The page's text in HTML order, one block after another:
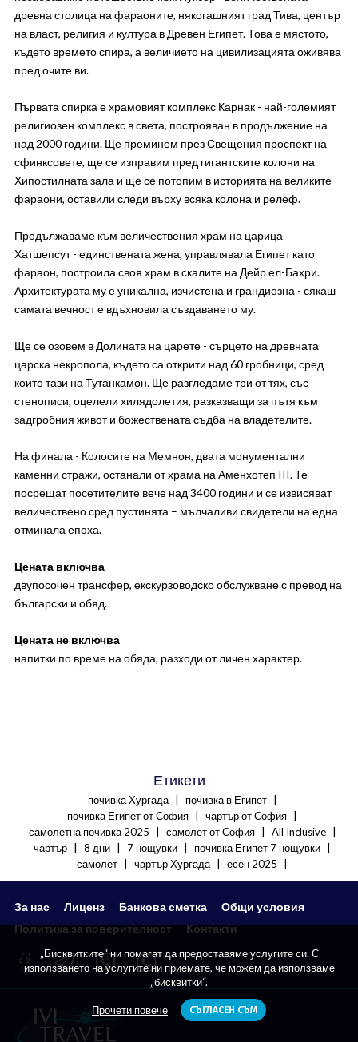
древна столица на фараоните, някогашният град Тива, център
на власт, религия и култура в Древен Египет. Това е мястото,
където времето спира, а величието на цивилизацията оживява
пред очите ви.
Първата спирка е храмовият комплекс Карнак - най-големият
религиозен комплекс в света, построяван в продължение на
над 2000 години. Ще преминем през Свещения проспект на
сфинксовете, ще се изправим пред гигантските колони на
Хипостилната зала и ще се потопим в историята на великите
фараони, оставили следи върху всяка колона и релеф.
Продължаваме към величествения храм на царица
Хатшепсут - единствената жена, управлявала Египет като
фараон, построила своя храм в скалите на Дейр ел-Бахри.
Архитектурата му е уникална, изчистена и грандиозна - сякаш
самата вечност е вдъхновила създаването му.
Ще се озовем в Долината на царете - сърцето на древната
царска некропола, където са открити над 60 гробници, сред
които тази на Тутанкамон. Ще разгледаме три от тях, със
стенописи, оцелели хилядолетия, разказващи за пътя към
задгробния живот и божествената съдба на владетелите.
На финала - Колосите на Мемнон, двата монументални
каменни стражи, останали от храма на Аменхотеп III. Те
посрещат посетителите вече над 3400 години и се извисяват
величествено сред пустинята – мълчаливи свидетели на една
отминала епоха.
Цената включва
двупосочен трансфер, екскурзоводско обслужване с превод на
български и обяд.
Цената не включва
напитки по време на обяда, разходи от личен характер.
Етикети
почивка Хургада | почивка в Египет |
почивка Египет от София | чартър от София |
самолетна почивка 2025 | самолет от София | All Inclusive |
чартър | 8 дни | 7 нощувки | почивка Египет 7 нощувки |
самолет | чартър Хургада | есен 2025 |
За нас Лиценз Банкова сметка
Общи условия
Политика за поверителност
Контакти
„Бисквитките“ ни помагат да предоставяме услугите си. С
използването на услугите ни приемате, че можем да използваме
„бисквитки“.
Прочети повече СЪГЛАСЕН СЪМ